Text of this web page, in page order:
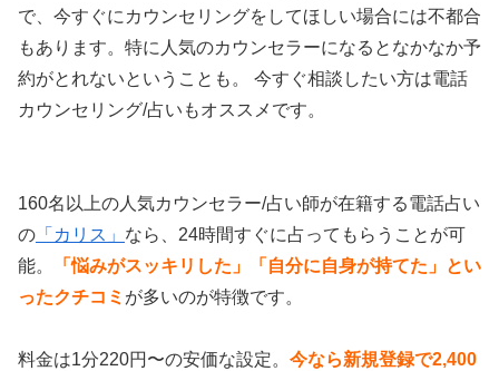
で、今すぐにカウンセリングをしてほしい場合には不都合
もあります。特に人気のカウンセラーになるとなかなか予
約がとれないということも。 今すぐ相談したい方は電話
カウンセリング/占いもオススメです。
160名以上の人気カウンセラー/占い師が在籍する電話占い
の 「カリス」 なら、24時間すぐに占ってもらうことが可
能。
「悩みがスッキリした」「自分に自身が持てた」とい
ったクチコミ が多いのが特徴です。
料金は1分220円〜の安価な設定。 今なら新規登録で2,400